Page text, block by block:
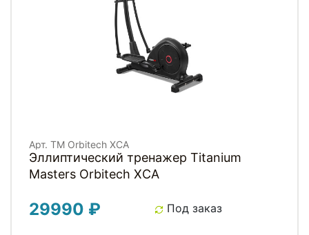
Арт. TM Orbitech XCA
Эллиптический тренажер Titanium
Masters Orbitech XCA
29990 ₽ Под заказ